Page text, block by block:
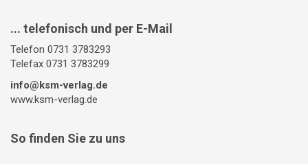
... telefonisch und per E-Mail
Telefon 0731 3783293
Telefax 0731 3783299
info@ksm-verlag.de
www.ksm-verlag.de
So finden Sie zu uns